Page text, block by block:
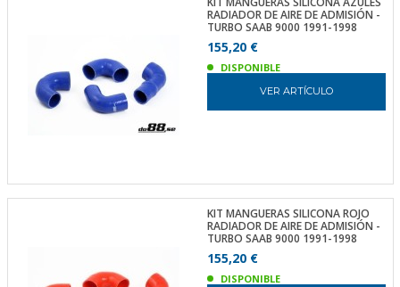
RADIADOR DE AIRE DE ADMISIÓN -
TURBO SAAB 9000 1991-1998
155,20 €
DISPONIBLE
VER ARTÍCULO
KIT MANGUERAS SILICONA ROJO
RADIADOR DE AIRE DE ADMISIÓN -
TURBO SAAB 9000 1991-1998
155,20 €
DISPONIBLE